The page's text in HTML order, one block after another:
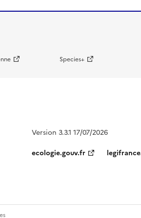
Species+
Version 3.3.1 17/07/2026
ecologie.gouv.fr